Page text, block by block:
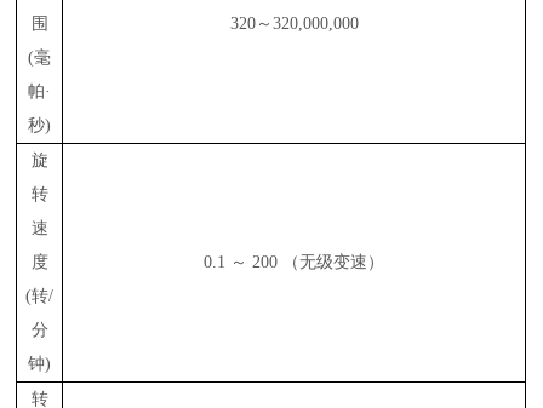
围
(毫
帕·
秒)
320～320,000,000
旋
转
速
度
(转/
分
钟)
0.1 ～ 200 （无级变速）
转